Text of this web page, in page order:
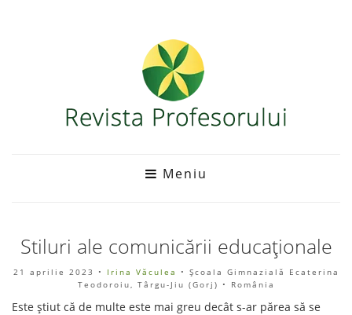
Meniu
Stiluri ale comunicării educaționale
21 aprilie 2023 • Irina Văculea
• Școala Gimnazială Ecaterina
Teodoroiu, Târgu-Jiu (Gorj) • România
Este știut că de multe este mai greu decât s-ar părea să se